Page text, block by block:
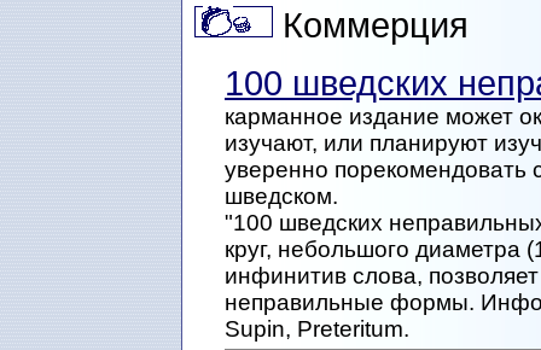
Коммерция
100 шведских
карманное издание может
изучают, или планируют
уверенно порекомендовать
шведском.
"100 шведских
круг, небольшого
инфинитив слова,
неправильные формы.
Supin, Preteritum.